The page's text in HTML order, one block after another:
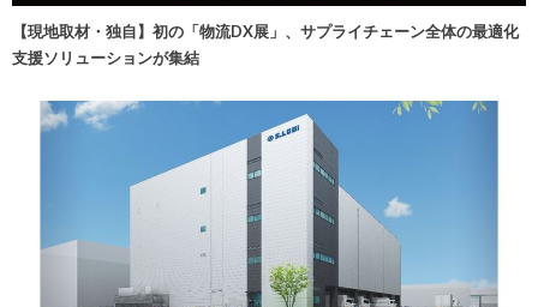
【現地取材・独自】初の「物流DX展」、サプライチェーン全体の最適化
支援ソリューションが集結